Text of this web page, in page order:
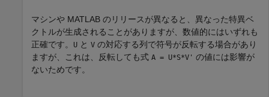
マシンや MATLAB のリリースが異なると、異なった特異ベ
クトルが生成されることがありますが、数値的にはいずれも
正確です。
U と V の対応する列で符号が反転する場合があり
ますが、これは、反転しても式 A = U*S*V' の値には影響が
ないためです。